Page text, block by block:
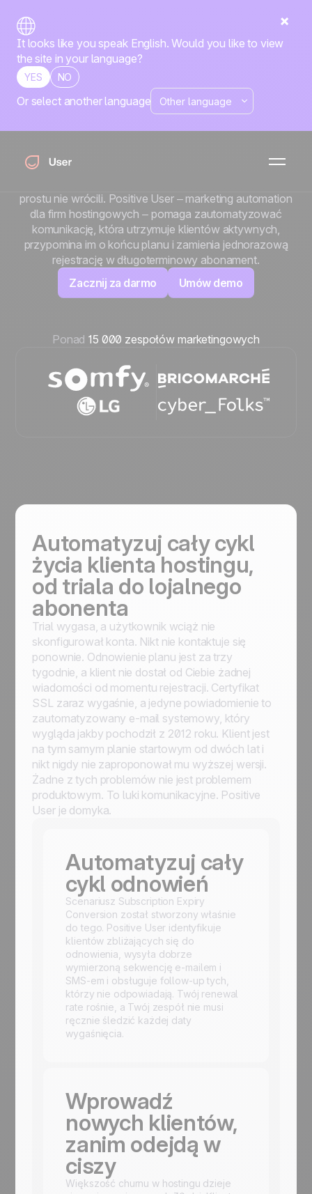
It looks like you speak English. Would you like to view
the site in your language?
YES NO
Or select another language
Abonament sam się
Co miesiąc część Twoich klientów pozwala wygasnąć
prostu nie wrócili. Positive User – marketing automation
dla firm hostingowych – pomaga zautomatyzować
komunikację, która utrzymuje klientów aktywnych,
przypomina im o końcu planu i zamienia jednorazową
rejestrację w długoterminowy abonament.
Zacznij za darmo
Umów demo
Ponad 15 000 zespołów marketingowych
Automatyzuj cały cykl
życia klienta hostingu,
od triala do lojalnego
abonenta
Trial wygasa, a użytkownik wciąż nie
skonfigurował konta. Nikt nie kontaktuje się
ponownie. Odnowienie planu jest za trzy
tygodnie, a klient nie dostał od Ciebie żadnej
wiadomości od momentu rejestracji. Certyfikat
SSL zaraz wygaśnie, a jedyne powiadomienie to
zautomatyzowany e-mail systemowy, który
wygląda jakby pochodził z 2012 roku. Klient jest
na tym samym planie startowym od dwóch lat i
nikt nigdy nie zaproponował mu wyższej wersji.
Żadne z tych problemów nie jest problemem
produktowym. To luki komunikacyjne. Positive
User je domyka.
Automatyzuj cały
cykl odnowień
Scenariusz Subscription Expiry
Conversion został stworzony właśnie
do tego. Positive User identyfikuje
klientów zbliżających się do
odnowienia, wysyła dobrze
wymierzoną sekwencję e-mailem i
SMS-em i obsługuje follow-up tych,
którzy nie odpowiadają. Twój renewal
rate rośnie, a Twój zespół nie musi
ręcznie śledzić każdej daty
wygaśnięcia.
Wprowadź
nowych klientów,
zanim odejdą w
ciszy
Większość churnu w hostingu dzieje